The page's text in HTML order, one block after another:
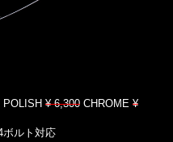
POLISH¥ 6,300CHROME¥
ボルト対応